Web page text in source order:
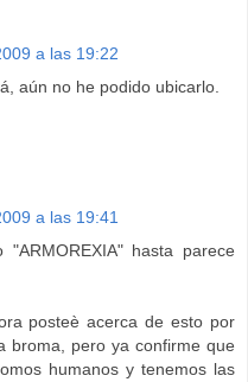
a las 19:22
aún no he podido ubicarlo.
a las 19:41
hasta parece
posteè acerca de esto por
broma, pero ya confirme que
humanos y tenemos las